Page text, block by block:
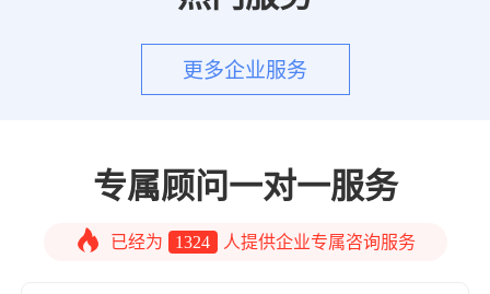
更多企业服务
专属顾问一对一服务
已经为 1324 人提供企业专属咨询服务